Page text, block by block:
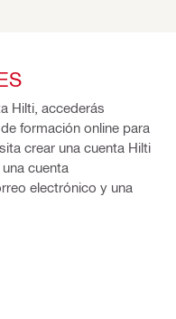
Hilti, accederás
formación online para
crear una cuenta Hilti
cuenta
electrónico y una